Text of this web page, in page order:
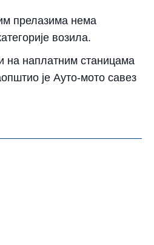
прелазима нема
возила.
наплатним станицама
је Ауто-мото савез